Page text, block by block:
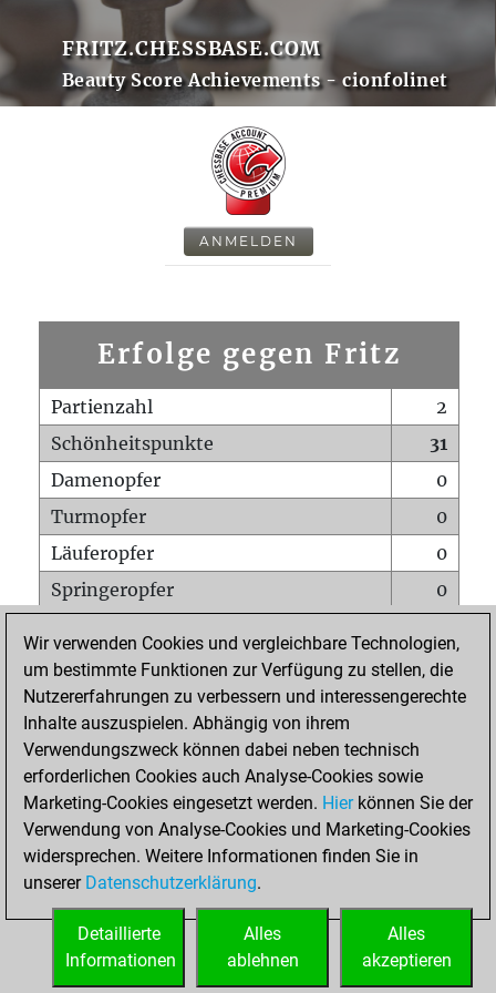
FRITZ.CHESSBASE.COM
Beauty Score Achievements - cionfolinet
ANMELDEN
Erfolge gegen Fritz
Partienzahl
2
Schönheitspunkte
31
Damenopfer
0
Turmopfer
0
Läuferopfer
0
Springeropfer
0
Matt auf vollem Brett
0
Bauer setzt Matt
0
Erstickte Matts
Unterverwandlungen
Türme auf der siebten
0
STARTSEITE
Wir verwenden Cookies und vergleichbare Technologien,
um bestimmte Funktionen zur Verfügung zu stellen, die
Nutzererfahrungen zu verbessern und interessengerechte
Inhalte auszuspielen. Abhängig von ihrem
Verwendungszweck können dabei neben technisch
erforderlichen Cookies auch Analyse-Cookies sowie
Marketing-Cookies eingesetzt werden. Hierkönnen Sie der
Verwendung von Analyse-Cookies und Marketing-Cookies
widersprechen. Weitere Informationen finden Sie in
unserer Datenschutzerklärung.
Alles
akzeptieren
Alles
ablehnen
Detaillierte
Informationen